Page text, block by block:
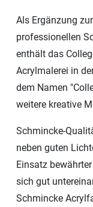
Als Ergänzung
professionellen
enthält das
Acrylmalerei in
dem Namen
weitere kreative
Schmincke-
neben guten
Einsatz
sich gut
Schmincke